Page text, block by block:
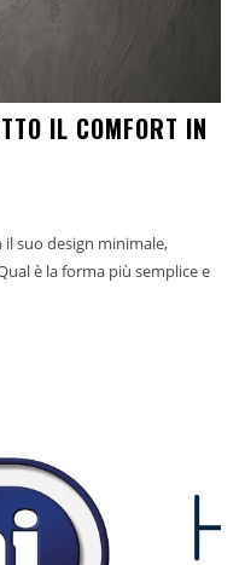
IL COMFORT IN
suo design minimale,